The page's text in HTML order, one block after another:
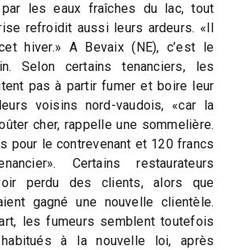
les eaux fraîches du lac, tout
refroidit aussi leurs ardeurs. «Il
hiver.» A Bevaix (NE), c’est le
Selon certains tenanciers, les
pas à partir fumer et boire leur
voisins nord-vaudois, «car la
cher, rappelle une sommelière.
pour le contrevenant et 120 francs
Certains restaurateurs
perdu des clients, alors que
gagné une nouvelle clientèle.
les fumeurs semblent toutefois
à la nouvelle loi, après